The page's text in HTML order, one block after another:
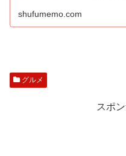
shufumemo.com
グルメ
スポ